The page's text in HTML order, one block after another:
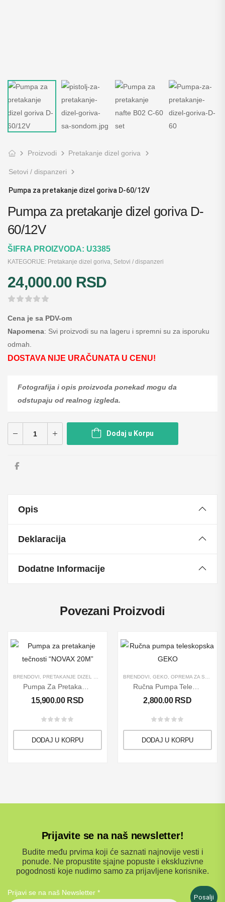
Proizvodi Pretakanje dizel goriva
Setovi / dispanzeri
Pumpa za pretakanje dizel goriva D-60/12V
Pumpa za pretakanje dizel goriva D-
60/12V
ŠIFRA PROIZVODA: U3385
KATEGORIJE: Pretakanje dizel goriva, Setovi / dispanzeri
24,000.00 RSD
Cena je sa PDV-om
Napomena: Svi proizvodi su na lageru i spremni su za isporuku
odmah.
DOSTAVA NIJE URAČUNATA U CENU!
Fotografija i opis proizvoda ponekad mogu da
odstupaju od realnog izgleda.
Dodaj u Korpu
Opis
Deklaracija
Dodatne Informacije
Povezani Proizvodi
BRENDOVI PRETAKANJE DIZEL GORIVA PROIZVODI,PUMPE, ROVER
15,900.00 RSD
DODAJ U KORPU
BRENDOVI GEKO OPREMA ZA SERVISE
2,800.00 RSD
DODAJ U KORPU
Prijavite se na naš newsletter!
Budite među prvima koji će saznati najnovije vesti i
ponude. Ne propustite sjajne popuste i ekskluzivne
pogodnosti koje nudimo samo za prijavljene korisnike.
Prijavi se na naš Newsletter *
Posalji